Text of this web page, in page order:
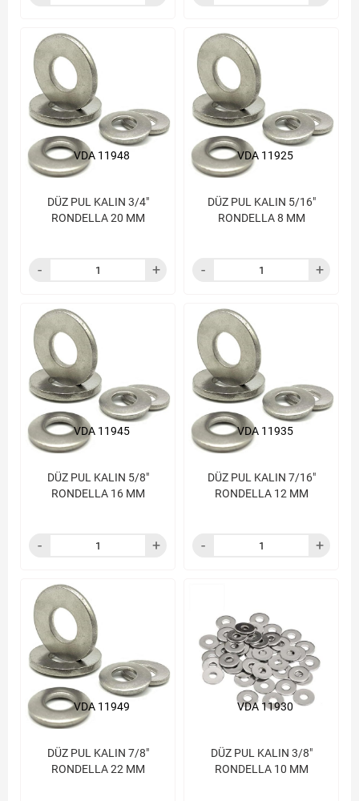
DÜZ PUL KALIN 3/4"
RONDELLA 20 MM
VDA 11948
DÜZ PUL KALIN 5/16"
RONDELLA 8 MM
VDA 11925
DÜZ PUL KALIN 5/8"
RONDELLA 16 MM
VDA 11945
DÜZ PUL KALIN 7/16"
RONDELLA 12 MM
VDA 11935
DÜZ PUL KALIN 7/8"
RONDELLA 22 MM
VDA 11949
DÜZ PUL KALIN 3/8"
RONDELLA 10 MM
VDA 11930